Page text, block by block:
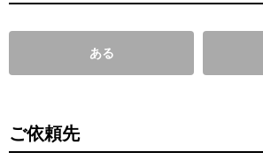
ある
ご依頼先